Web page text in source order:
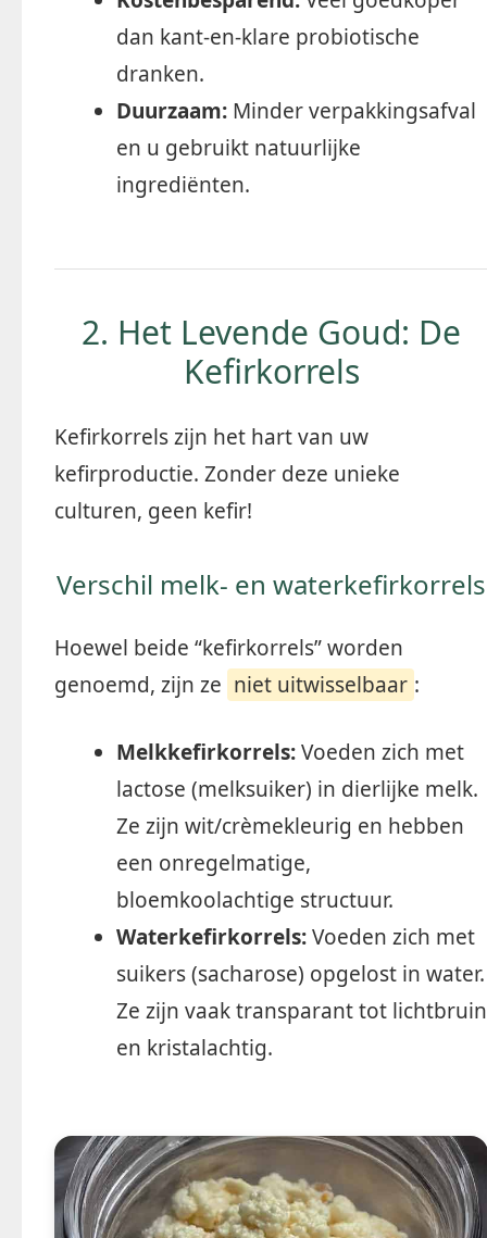
dan kant-en-klare probiotische
dranken.
Duurzaam: Minder verpakkingsafval
en u gebruikt natuurlijke
ingrediënten.
2. Het Levende Goud: De
Kefirkorrels
Kefirkorrels zijn het hart van uw
kefirproductie. Zonder deze unieke
culturen, geen kefir!
Verschil melk- en waterkefirkorrels
Hoewel beide “kefirkorrels” worden
genoemd, zijn ze niet uitwisselbaar :
Melkkefirkorrels:Voeden zich met
lactose (melksuiker) in dierlijke melk.
Ze zijn wit/crèmekleurig en hebben
een onregelmatige,
bloemkoolachtige structuur.
Waterkefirkorrels:Voeden zich met
suikers (sacharose) opgelost in water.
Ze zijn vaak transparant tot lichtbruin
en kristalachtig.